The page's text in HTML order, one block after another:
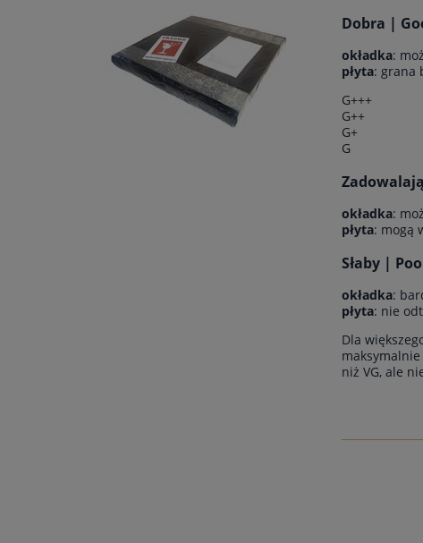
Dobra |
okładka:
płyta: grana
G+++
G++
G+
G
okładka:
płyta: mogą
Słaby |
okładka:
płyta: nie
Dla
maksymalnie
niż VG, ale